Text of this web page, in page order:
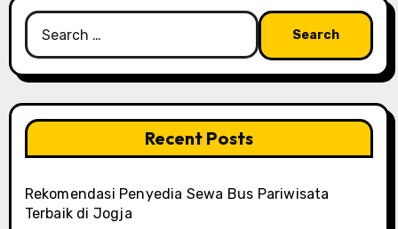
Search
for:
Recent Posts
Rekomendasi Penyedia Sewa Bus Pariwisata
Terbaik di Jogja